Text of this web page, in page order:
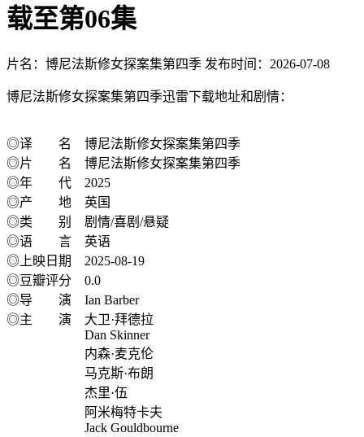
载至第06集
片名：博尼法斯修女探案集第四季 发布时间：2026-07-08
博尼法斯修女探案集第四季迅雷下载地址和剧情：
◎译 名 博尼法斯修女探案集第四季
◎片 名 博尼法斯修女探案集第四季
◎年 代 2025
◎产 地 英国
◎类 别 剧情/喜剧/悬疑
◎语 言 英语
◎上映日期 2025-08-19
◎豆瓣评分 0.0
◎导 演 Ian Barber
◎主 演 大卫·拜德拉
Dan Skinner
内森·麦克伦
马克斯·布朗
杰里·伍
阿米梅特卡夫
Jack Gouldbourne